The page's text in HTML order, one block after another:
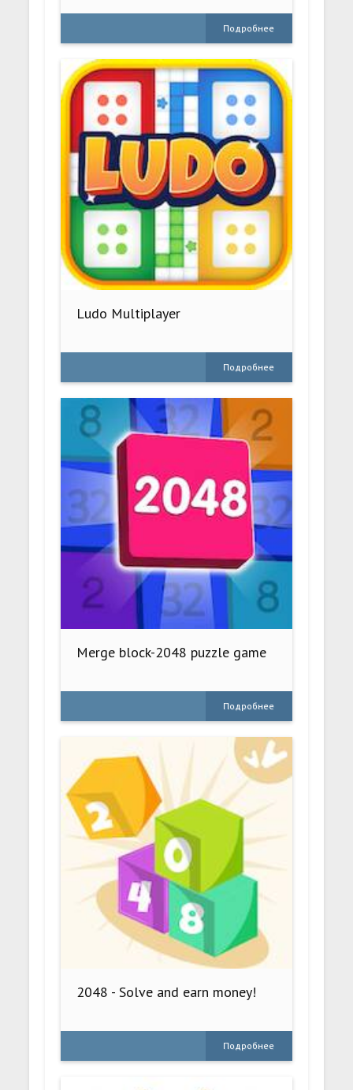
Подробнее
Ludo Multiplayer
Подробнее
Merge block-2048 puzzle game
Подробнее
2048 - Solve and earn money!
Подробнее